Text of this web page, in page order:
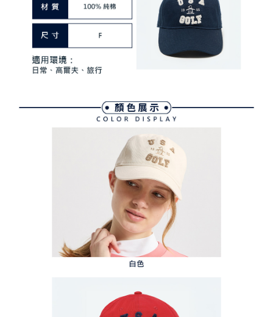
3.現在、台湾の会員のみご利用いただけます。
三、利用規約「AFTEE代金後払い」（以下当サービスという）はネットプ
ロテクションズ（以下 AFTEE という）が提供し、AFTEEが代金を徴収し
ます。当サービスご利用の際に提供しなければならない個人情報（注文者
の氏名、電話番号、受取人の氏名、電話番号、受取人住所を含むがこれに
限らない）は、AFTEEに渡され当サービスで必要な範囲内で利用されま
ださい（https://aftee.tw/privacypolicy/ ）。
ります。支払い期限を過ぎた場合、その金額に基づいて年利20%の遅延滞
納金が加算されます。未成年の利用者は、事前に法定代理人または後見人
の同意を得ればAFTEEをご利用いただけます。
個人情報の処理、利用について疑問がある、または関連する法律の権利を
行使したい場合は、ネットプロテクションズcs_tw@netprotections.co.jp
にご連絡ください。上記に示した個人情報を、必要な購入注文書とあわせ
てAFTEEにご提供いただく、またはAFTEEにあなたの個人情報の収集、処
理、利用を許可することににご同意いただけない場合は、当サービスを選
択しないでください。
配送毎にNT$80、NT$2,000以上で送料無料
離島宅配
配送毎にNT$280、NT$2,000以上で送料無料